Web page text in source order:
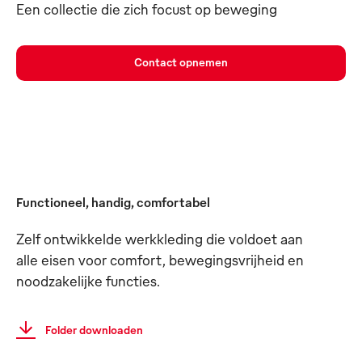
Een collectie die zich focust op beweging
Contact opnemen
Functioneel, handig, comfortabel
Zelf ontwikkelde werkkleding die voldoet aan
alle eisen voor comfort, bewegingsvrijheid en
noodzakelijke functies.
Folder downloaden